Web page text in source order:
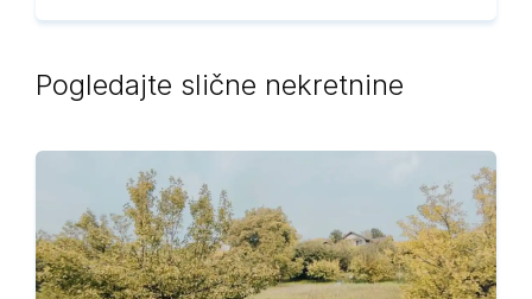
Pogledajte slične nekretnine